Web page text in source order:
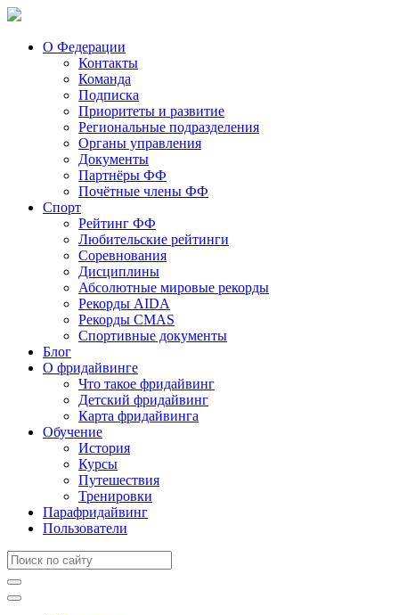
О Федерации
Контакты
Команда
Подписка
Приоритеты и развитие
Региональные подразделения
Органы управления
Документы
Партнёры ФФ
Почётные члены ФФ
Спорт
Рейтинг ФФ
Любительские рейтинги
Соревнования
Дисциплины
Абсолютные мировые рекорды
Рекорды AIDA
Рекорды CMAS
Спортивные документы
Блог
О фридайвинге
Что такое фридайвинг
Детский фридайвинг
Карта фридайвинга
Обучение
История
Курсы
Путешествия
Тренировки
Парафридайвинг
Пользователи